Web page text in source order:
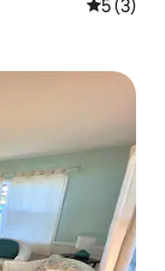
5 (3)